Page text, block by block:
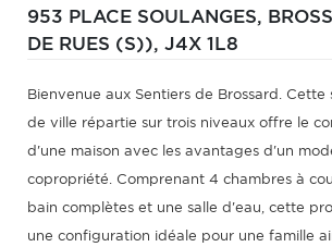
953 PLACE SOULANGES,
DE RUES (S)), J4X 1L8
Bienvenue aux Sentiers de Brossard. Cette
de ville répartie sur trois niveaux offre le
d'une maison avec les avantages d'un
copropriété. Comprenant 4 chambres à
bain complètes et une salle d'eau, cette
une configuration idéale pour une famille